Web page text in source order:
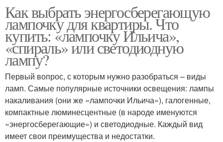
Как выбрать энергосберегающую
лампочку для квартиры. Что
купить: «лампочку Ильича»,
«спираль» или светодиодную
лампу?
Первый вопрос, с которым нужно разобраться – виды
ламп. Самые популярные источники освещения: лампы
накаливания (они же «лампочки Ильича»), галогенные,
компактные люминесцентные (в народе именуются
«энергосберегающие») и светодиодные. Каждый вид
имеет свои преимущества и недостатки.